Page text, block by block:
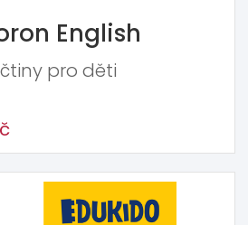
English
pro děti